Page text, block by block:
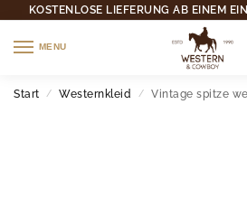
KOSTENLOSE LIEFERUNG AB EINEM
MENU
Start / Westernkleid / Vintage spitze